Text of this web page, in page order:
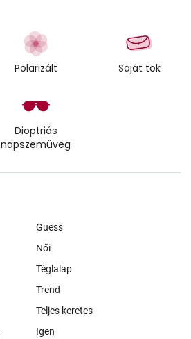
Polarizált Saját tok
Dioptriás
napszemüveg
Guess
Női
Téglalap
Trend
Teljes keretes
Igen